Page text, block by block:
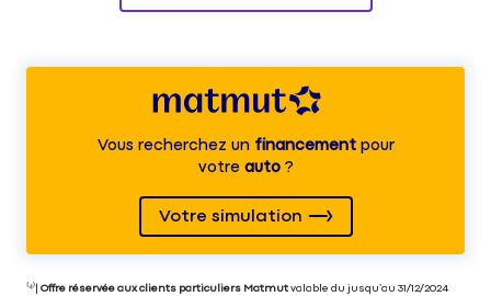
Vous recherchez unfinancementpour
votre auto?
Votre simulation
⁽⁴⁾| Offre réservée aux clients particuliers Matmut valable du jusqu’au 31/12/2024